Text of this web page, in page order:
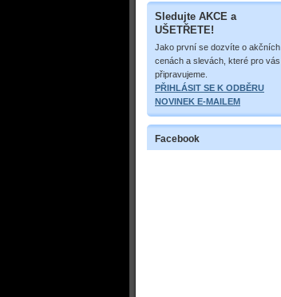
Sledujte AKCE a
UŠETŘETE!
Jako první se dozvíte o akčních
cenách a slevách, které pro vás
připravujeme.
PŘIHLÁSIT SE K ODBĚRU
NOVINEK E-MAILEM
Facebook